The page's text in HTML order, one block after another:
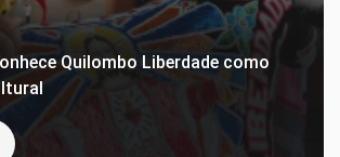
Quilombo Liberdade como